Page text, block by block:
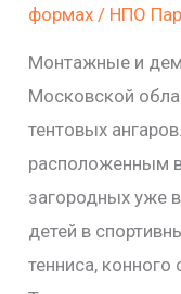
формах / НПО
Монтажные и
Московской
тентовых
расположенным
загородных уже
детей в
тенниса, конного